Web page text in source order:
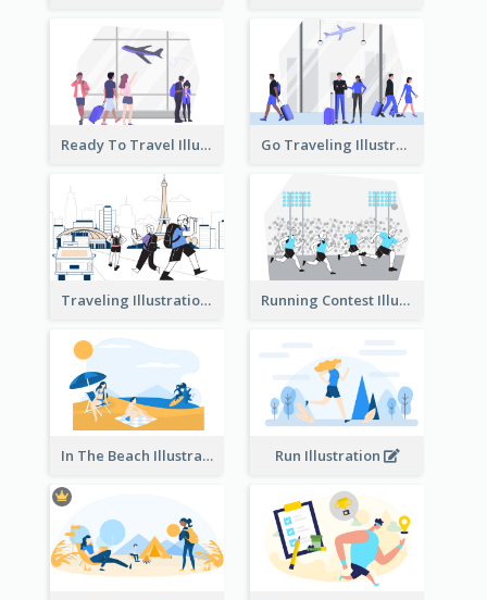
Ready To Travel Illustration Go Traveling Illustration
Traveling Illustration Running Contest Illustration
In The Beach Illustration Run Illustration